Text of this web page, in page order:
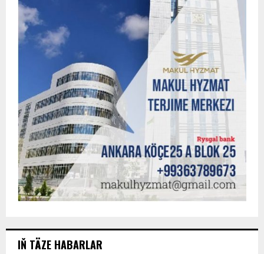
IŇ TÄZE HABARLAR